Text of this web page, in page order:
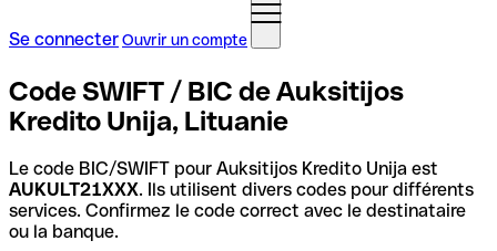
Se connecterOuvrir un compte
Code SWIFT / BIC de Auksitijos
Kredito Unija, Lituanie
Le code BIC/SWIFT pour Auksitijos Kredito Unija est
AUKULT21XXX. Ils utilisent divers codes pour différents
services. Confirmez le code correct avec le destinataire
ou la banque.